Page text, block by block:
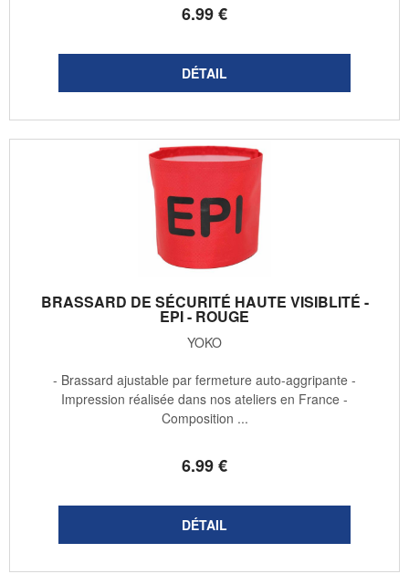
6.99€
BRASSARD DE SÉCURITÉ HAUTE VISIBLITÉ -
EPI - ROUGE
YOKO
6.99€
- Brassard ajustable par fermeture auto-aggripante -
Impression réalisée dans nos ateliers en France -
Composition ...